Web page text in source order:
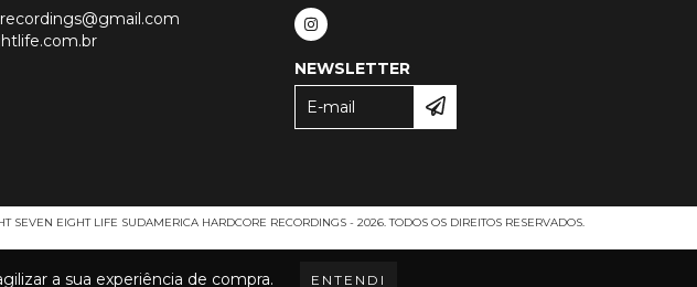
a sua experiência de compra. ENTENDI
NEWSLETTER
SEVEN EIGHT LIFE SUDAMERICA HARDCORE RECORDINGS - 2026. TODOS OS DIREITOS RESERVADOS.